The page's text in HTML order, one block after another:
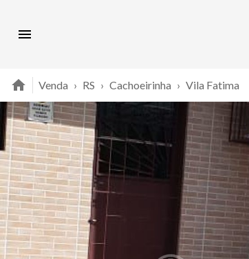
Venda › RS › Cachoeirinha › Vila Fatima